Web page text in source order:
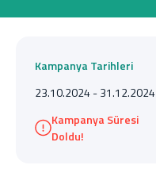
Yatırım
Kampanya Tarihleri
23.10.2024 - 31.12.2024
Kampanya Süresi
Doldu!